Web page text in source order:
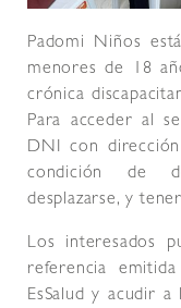
Padomi Niños
menores de 18
crónica
Para acceder al
DNI con
condición de
desplazarse, y
Los interesados
referencia
EsSalud y acudir